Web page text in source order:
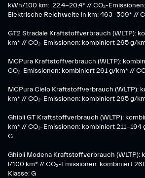
kWh/100 km: 22,4-20,4* // CO₂-
Elektrische Reichweite in km: 463-509* //
GT2 Stradale Kraftstoffverbrauch (WLTP):
km* // CO₂-Emissionen: kombiniert 265 g/
MCPura Kraftstoffverbrauch (WLTP):
CO₂-Emissionen: kombiniert 261 g/km* //
MCPura Cielo Kraftstoffverbrauch (WLTP):
km* // CO₂-Emissionen: kombiniert 265 g/
Ghibli GT Kraftstoffverbrauch (WLTP):
km* // CO₂-Emissionen: kombiniert 211-194
G
Ghibli Modena Kraftstoffverbrauch (WLTP):
l/100 km* // CO₂-Emissionen: kombiniert
Klasse: G​